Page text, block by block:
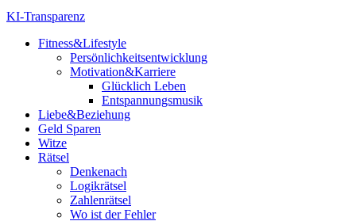
KI-Transparenz
Fitness&Lifestyle
Persönlichkeitsentwicklung
Motivation&Karriere
Glücklich Leben
Entspannungsmusik
Liebe&Beziehung
Geld Sparen
Witze
Rätsel
Denkenach
Logikrätsel
Zahlenrätsel
Wo ist der Fehler